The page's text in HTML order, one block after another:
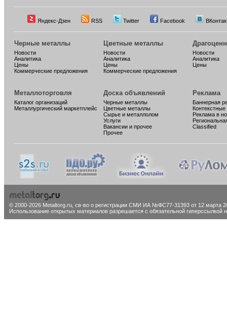
Яндекс-Дзен RSS Twitter Facebook
Черные металлы
Новости
Аналитика
Цены
Коммерческие предложения
Цветные металлы
Новости
Аналитика
Цены
Коммерческие предложения
Новости
Аналитика
Цены
Металлоторговля
Каталог организаций
Металлургический маркетплейс
Доска объявлений
Черные металлы
Цветные металлы
Сырье и металлолом
Услуги
Вакансии и прочее
Прочее
Реклама
Баннерная
Реклама в
Classified
© 2000-2026 Metaltorg.ru, св-во о регистрации СМИ ИА №ФС77-31393 от 12 марта
Использование открытых материалов разрешается с обязательной гиперссылкой